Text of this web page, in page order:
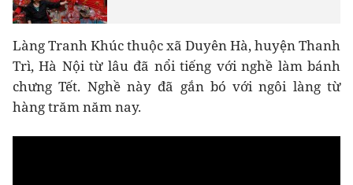
Làng Tranh Khúc thuộc xã Duyên Hà, huyện Thanh
Trì, Hà Nội từ lâu đã nổi tiếng với nghề làm bánh
chưng Tết. Nghề này đã gắn bó với ngôi làng từ
hàng trăm năm nay.